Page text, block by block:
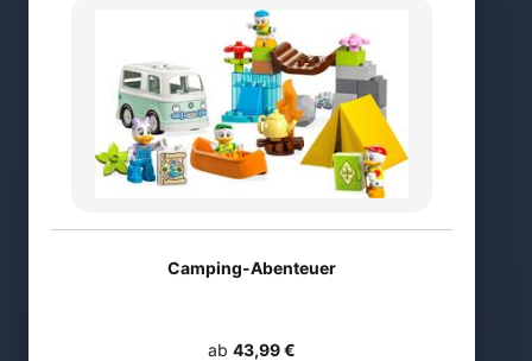
Camping-Abenteuer
ab 43,99 €